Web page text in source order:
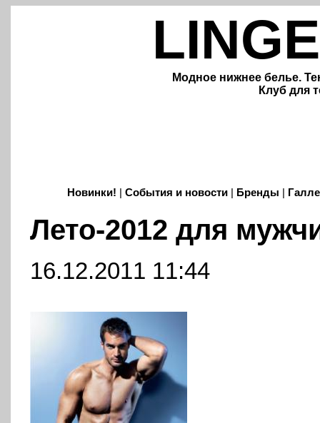
Модное нижнее белье.
Клуб для
Новинки! События и новости| Бренды
Лето-2012 для
16.12.2011 11:44